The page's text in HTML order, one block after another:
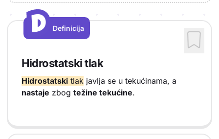
D
D
Definicija
Hidrostatski tlak
Hidrostatski tlak javlja se u tekućinama, a
nastaje zbog težine tekućine.